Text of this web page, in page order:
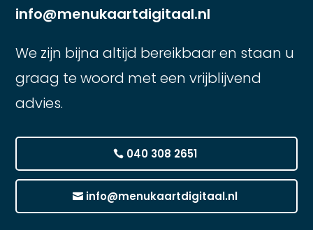
info@menukaartdigitaal.nl
We zijn bijna altijd bereikbaar en staan u
graag te woord met een vrijblijvend
advies.
040 308 2651
info@menukaartdigitaal.nl